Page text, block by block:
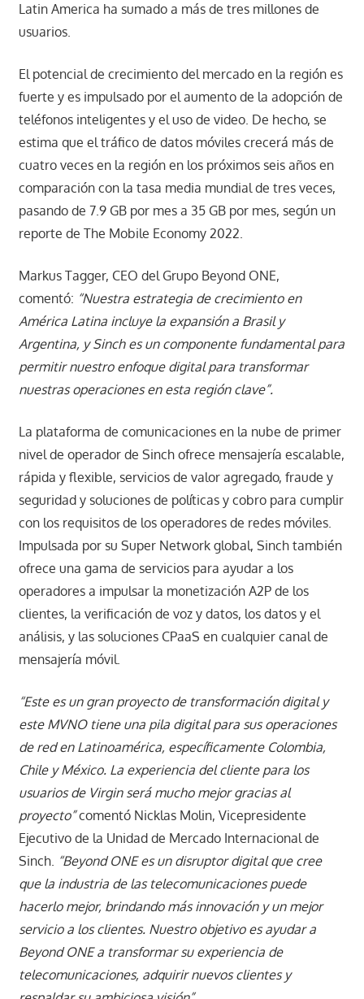
Latin America ha sumado a más de tres millones de
usuarios.
El potencial de crecimiento del mercado en la región es
fuerte y es impulsado por el aumento de la adopción de
teléfonos inteligentes y el uso de video. De hecho, se
estima que el tráfico de datos móviles crecerá más de
cuatro veces en la región en los próximos seis años en
comparación con la tasa media mundial de tres veces,
pasando de 7.9 GB por mes a 35 GB por mes, según un
reporte de The Mobile Economy 2022.
Markus Tagger, CEO del Grupo Beyond ONE,
comentó: “Nuestra estrategia de crecimiento en
América Latina incluye la expansión a Brasil y
Argentina, y Sinch es un componente fundamental para
permitir nuestro enfoque digital para transformar
nuestras operaciones en esta región clave”.
La plataforma de comunicaciones en la nube de primer
nivel de operador de Sinch ofrece mensajería escalable,
rápida y flexible, servicios de valor agregado, fraude y
seguridad y soluciones de políticas y cobro para cumplir
con los requisitos de los operadores de redes móviles.
Impulsada por su Super Network global, Sinch también
ofrece una gama de servicios para ayudar a los
operadores a impulsar la monetización A2P de los
clientes, la verificación de voz y datos, los datos y el
análisis, y las soluciones CPaaS en cualquier canal de
mensajería móvil.
“Este es un gran proyecto de transformación digital y
este MVNO tiene una pila digital para sus operaciones
de red en Latinoamérica, específicamente Colombia,
Chile y México. La experiencia del cliente para los
usuarios de Virgin será mucho mejor gracias al
proyecto”comentó Nicklas Molin, Vicepresidente
Ejecutivo de la Unidad de Mercado Internacional de
Sinch. “Beyond ONE es un disruptor digital que cree
que la industria de las telecomunicaciones puede
hacerlo mejor, brindando más innovación y un mejor
servicio a los clientes. Nuestro objetivo es ayudar a
Beyond ONE a transformar su experiencia de
telecomunicaciones, adquirir nuevos clientes y